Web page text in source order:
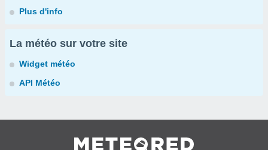
Plus d'info
La météo sur votre site
Widget météo
API Météo